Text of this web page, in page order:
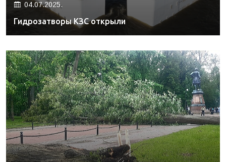
04.07.2025.
Гидрозатворы КЗС открыли